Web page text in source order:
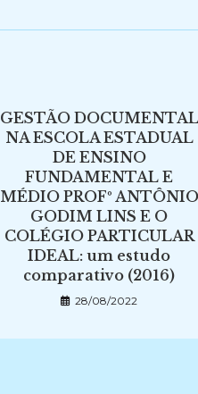
GESTÃO DOCUMENTAL
NA ESCOLA ESTADUAL
DE ENSINO
FUNDAMENTAL E
MÉDIO PROFº ANTÔNIO
GODIM LINS E O
COLÉGIO PARTICULAR
IDEAL: um estudo
comparativo (2016)
28/08/2022